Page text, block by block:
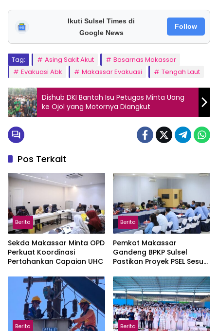
Ikuti Sulsel Times di
Google News
Follow
Tag: Asing Sakit Akut
Basarnas Makassar
Evakuasi Abk
Makassar Evakuasi Tengah Laut
Dishub DKI Bantah Isu Petugas Minta Uang
ke Ojol yang Motornya Diangkut
Pos Terkait
Berita
Sekda Makassar Minta OPD
Perkuat Koordinasi
Pertahankan Capaian UHC
Berita
Pemkot Makassar
Gandeng BPKP Sulsel
Pastikan Proyek PSEL Sesuai
Berita Berita